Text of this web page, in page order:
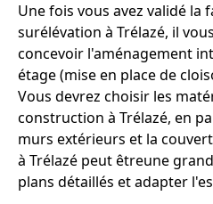
Une fois vous avez validé la
surélévation à Trélazé, il
concevoir l'aménagement
étage (mise en place de
Vous devrez choisir les
construction à Trélazé, en
murs extérieurs et la
à Trélazé peut êtreune
plans détaillés et adapter